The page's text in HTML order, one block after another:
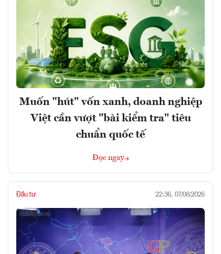
Muốn "hút" vốn xanh, doanh nghiệp
Việt cần vượt "bài kiểm tra" tiêu
chuẩn quốc tế
Đọc ngay
Đầu tư 22:36, 07/08/2026